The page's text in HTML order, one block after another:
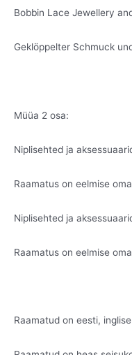
Bobbin Lace Jewellery
Geklöppelter Schmuck
Müüa 2 osa:
Niplisehted ja
Raamatus on eelmise
Niplisehted ja
Raamatus on eelmise
Raamatud on eesti,